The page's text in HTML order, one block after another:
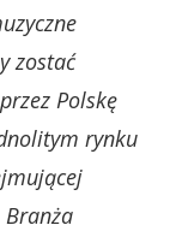
zostać
Polskę
rynku
Branża